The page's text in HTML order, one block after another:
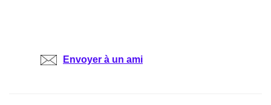
Envoyer à un ami